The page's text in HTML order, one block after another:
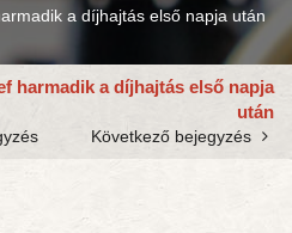
a díjhajtás első napja után
harmadik a díjhajtás első napja
után
Következő bejegyzés